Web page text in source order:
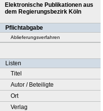
Elektronische Publikationen aus
dem Regierungsbezirk Köln
Pflichtabgabe
Ablieferungsverfahren
Listen
Titel
Autor / Beteiligte
Ort
Verlag